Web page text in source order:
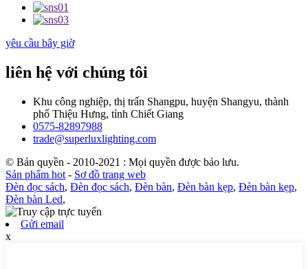
yêu cầu bây giờ
liên hệ với chúng tôi
Khu công nghiệp, thị trấn Shangpu, huyện Shangyu, thành
phố Thiệu Hưng, tỉnh Chiết Giang
0575-82897988
trade@superluxlighting.com
© Bản quyền - 2010-2021 : Mọi quyền được bảo lưu.
Sản phẩm hot - Sơ đồ trang web
Đèn đọc sách, Đèn đọc sách, Đèn bàn, Đèn bàn kẹp, Đèn bàn kẹp,
Đèn bàn Led,
Gửi email
x